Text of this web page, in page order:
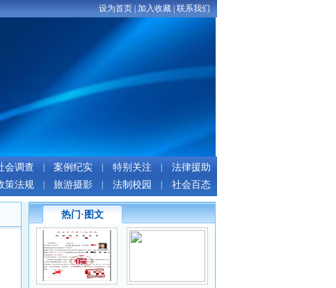
设为首页| 加入收藏| 联系我们
会调查 案例纪实 特别关注
法律援助
策法规 旅游摄影 法制校园 社会百态
热门·图文